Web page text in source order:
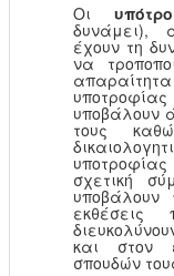
Οι
δυνάμει),
έχουν τη
να
υποβάλουν
τους
σχετική
υποβάλουν
εκθέσεις
και στον
σπουδών